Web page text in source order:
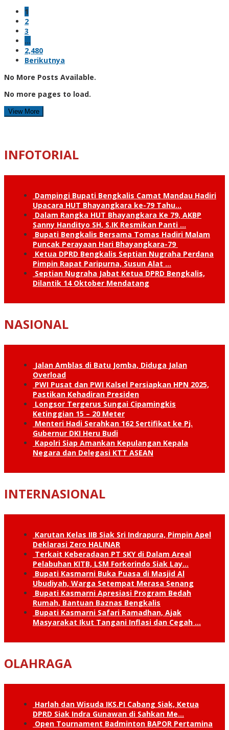
1
2
3
…
2,480
Berikutnya
No More Posts Available.
No more pages to load.
View More
INFOTORIAL
Dampingi Bupati Bengkalis Camat Mandau Hadiri
Upacara HUT Bhayangkara ke-79 Tahu…
Dalam Rangka HUT Bhayangkara Ke 79, AKBP
Sanny Handityo SH, S.IK Resmikan Panti …
Bupati Bengkalis Bersama Tomas Hadiri Malam
Puncak Perayaan Hari Bhayangkara-79
Ketua DPRD Bengkalis Septian Nugraha Perdana
Pimpin Rapat Paripurna, Susun Alat …
Septian Nugraha Jabat Ketua DPRD Bengkalis,
Dilantik 14 Oktober Mendatang
NASIONAL
Jalan Amblas di Batu Jomba, Diduga Jalan
Overload
PWI Pusat dan PWI Kalsel Persiapkan HPN 2025,
Pastikan Kehadiran Presiden
Longsor Tergerus Sungai Cipamingkis
Ketinggian 15 – 20 Meter
Menteri Hadi Serahkan 162 Sertifikat ke Pj.
Gubernur DKI Heru Budi
Kapolri Siap Amankan Kepulangan Kepala
Negara dan Delegasi KTT ASEAN
INTERNASIONAL
Karutan Kelas IIB Siak Sri Indrapura, Pimpin Apel
Deklarasi Zero HALINAR
Terkait Keberadaan PT SKY di Dalam Areal
Pelabuhan KITB, LSM Forkorindo Siak Lay…
Bupati Kasmarni Buka Puasa di Masjid Al
Ubudiyah, Warga Setempat Merasa Senang
Bupati Kasmarni Apresiasi Program Bedah
Rumah, Bantuan Baznas Bengkalis
Bupati Kasmarni Safari Ramadhan, Ajak
Masyarakat Ikut Tangani Inflasi dan Cegah …
OLAHRAGA
Harlah dan Wisuda IKS.PI Cabang Siak, Ketua
DPRD Siak Indra Gunawan di Sahkan Me…
Open Tournament Badminton BAPOR Pertamina